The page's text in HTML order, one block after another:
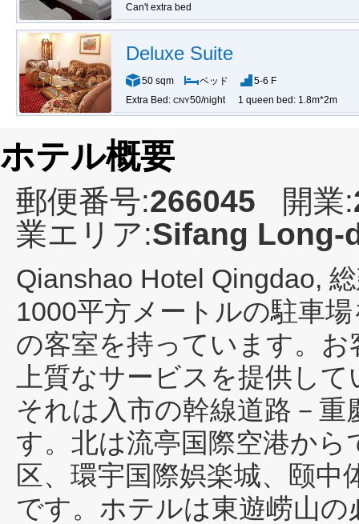
Can't extra bed
Deluxe Suite
50 sqm ベッド
5-6 F
Extra Bed: CNY50/night 1 queen bed: 1.8m*2m
ホテル概要
郵便番号:266045 開業:
業エリア:Sifang Long-
Qianshao Hotel Qingdao,
1000平方メートルの駐車
の客室を持っています。
上質なサービスを提供し
それは入市の幹線道路－
す。北は流亭国際空港か
区、環宇国際娯楽城、颐
です。ホテルは東遊崂山